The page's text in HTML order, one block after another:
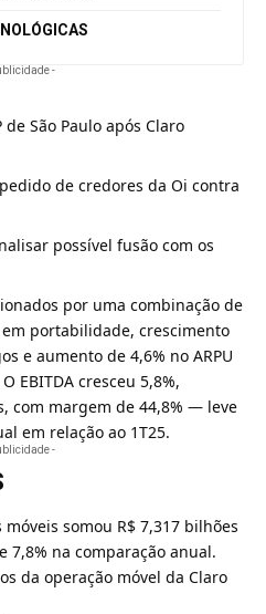
-
São Paulo após Claro
de credores da Oi contra
possível fusão com os
por uma combinação de
portabilidade, crescimento
e aumento de 4,6% no ARPU
EBITDA cresceu 5,8%,
com margem de 44,8% — leve
em relação ao 1T25.
-
somou R$ 7,317 bilhões
7,8% na comparação anual.
da operação móvel da Claro